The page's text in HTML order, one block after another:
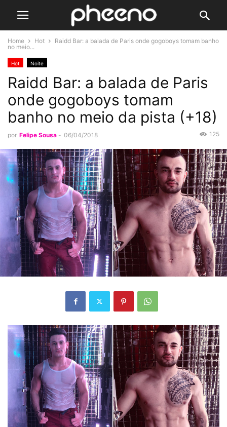
Home Hot
Raidd Bar: a balada de Paris onde gogoboys tomam banho
no meio...
Hot Noite
Raidd Bar: a balada de Paris
onde gogoboys tomam
banho no meio da pista (+18)
por Felipe Sousa - 06/04/2018 125